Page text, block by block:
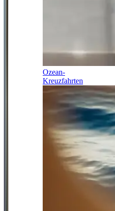
Ozean-
Kreuzfahrten